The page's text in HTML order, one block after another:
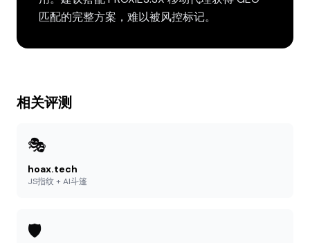
匹配的完整方案，难以被风控标记。
相关评测
🎭
hoax.tech
JS指纹 + AI斗篷
🛡️